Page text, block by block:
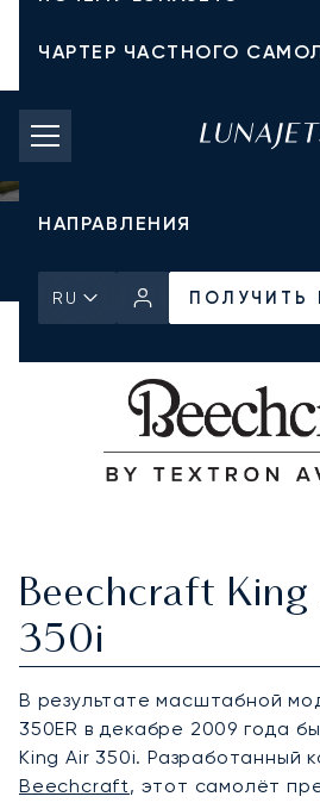
ЧАРТЕР ЧАСТНОГО
СТОИМОСТЬ ЧАРТЕРА
ЧАСТНЫЕ САМОЛЕТЫ
НАПРАВЛЕНИЯ
RU ПОЛУЧИТЬ
Beechcraft King
350i
В результате масштабной
350ER в декабре 2009 года
King Air 350i. Разработанный
Beechcraft, этот самолёт